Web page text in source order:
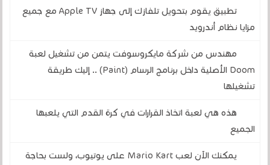
تطبيق يقوم بتحويل تلفازك إلى جهاز Apple TV مع جميع
مزايا نظام أندرويد
مهندس من شركة مايكروسوفت يتمن من تشغيل لعبة
Doom الأصلية داخل برنامج الرسام (Paint) .. إليك طريقة
تشغيلها
هذه هي لعبة اتخاذ القرارات في كرة القدم التي يلعبها
الجميع
يمكنك الآن لعب Mario Kart على يوتيوب، ولست بحاجة